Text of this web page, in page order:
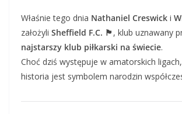
Właśnie tego dnia Nathaniel Creswick i
założyli Sheffield F.C. 🏴 , klub uznawany
najstarszy klub piłkarski na świecie.
Choć dziś występuje w amatorskich
historia jest symbolem narodzin